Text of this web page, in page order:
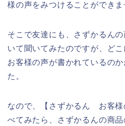
様の声をみつけることができま
そこで友達にも、さずかるん
いて聞いてみたのですが、ど
お客様の声が書かれているの
た。
なので、【さずかるん お客様
べてみたら、さずかるんの商